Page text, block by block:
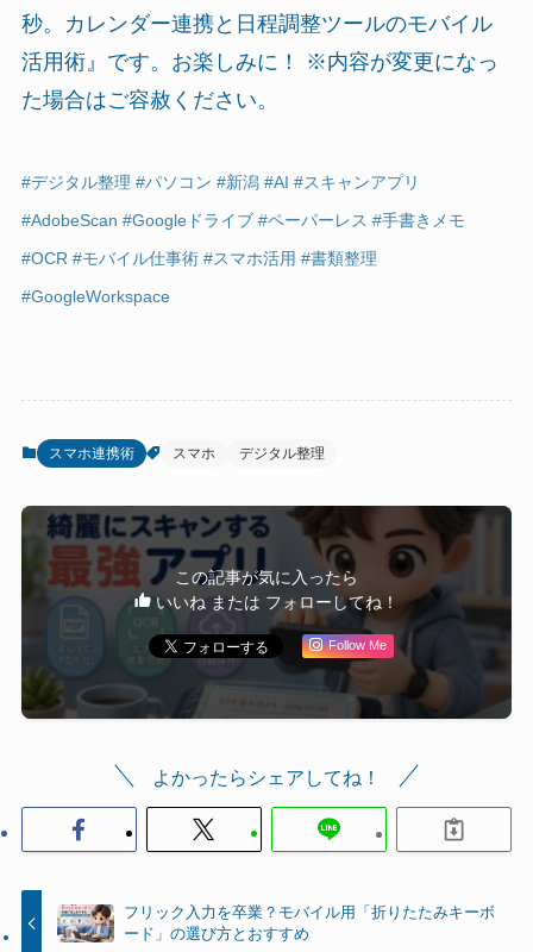
秒。カレンダー連携と日程調整ツールのモバイル
活用術』です。お楽しみに！ ※内容が変更になっ
た場合はご容赦ください。
#デジタル整理 #パソコン #新潟 #AI #スキャンアプリ
#AdobeScan #Googleドライブ #ペーパーレス #手書きメモ
#OCR #モバイル仕事術 #スマホ活用 #書類整理
#GoogleWorkspace
スマホ連携術 スマホ デジタル整理
この記事が気に入ったら
いいね または フォローしてね！
Follow Me
よかったらシェアしてね！
フリック入力を卒業？モバイル用「折りたたみキーボ
ード」の選び方とおすすめ